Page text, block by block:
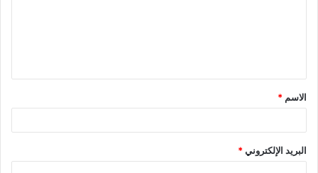
الاسم *
البريد الإلكتروني*